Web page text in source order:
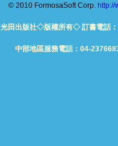
© 2010 FormosaSoft Corp. http://
光田出版社◇版權所有◇ 訂書電話
中部地區服務電話：04-